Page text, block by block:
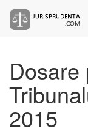
Dosare
2015